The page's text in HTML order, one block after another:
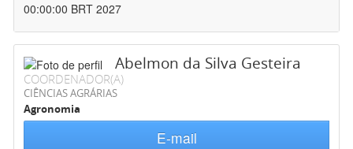
00:00:00 BRT 2027
Abelmon da Silva Gesteira
COORDENADOR(A)
CIÊNCIAS AGRÁRIAS
Agronomia
E-mail